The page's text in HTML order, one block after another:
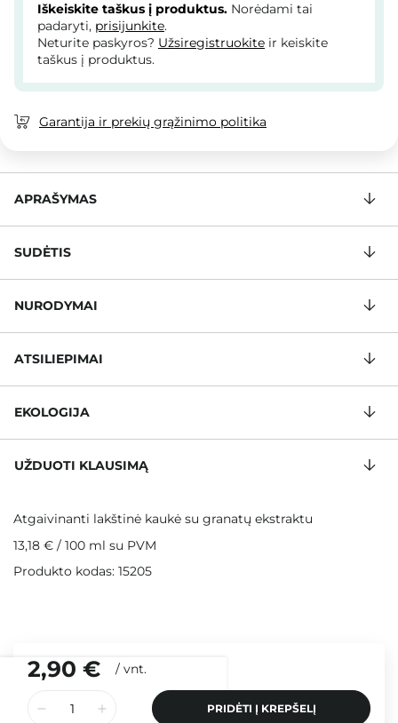
2,90 € / vnt.
PRIDĖTI Į KREPŠELĮ
Iškeiskite taškus į produktus. Norėdami tai
padaryti, prisijunkite.
Neturite paskyros? Užsiregistruokite ir keiskite
taškus į produktus.
Garantija ir prekių grąžinimo politika
APRAŠYMAS
SUDĖTIS
NURODYMAI
ATSILIEPIMAI
EKOLOGIJA
UŽDUOTI KLAUSIMĄ
Atgaivinanti lakštinė kaukė su granatų ekstraktu
13,18 € / 100 ml su PVM
Produkto kodas: 15205